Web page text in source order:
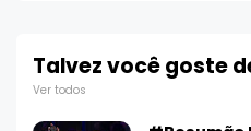
Talvez você goste
Ver todos